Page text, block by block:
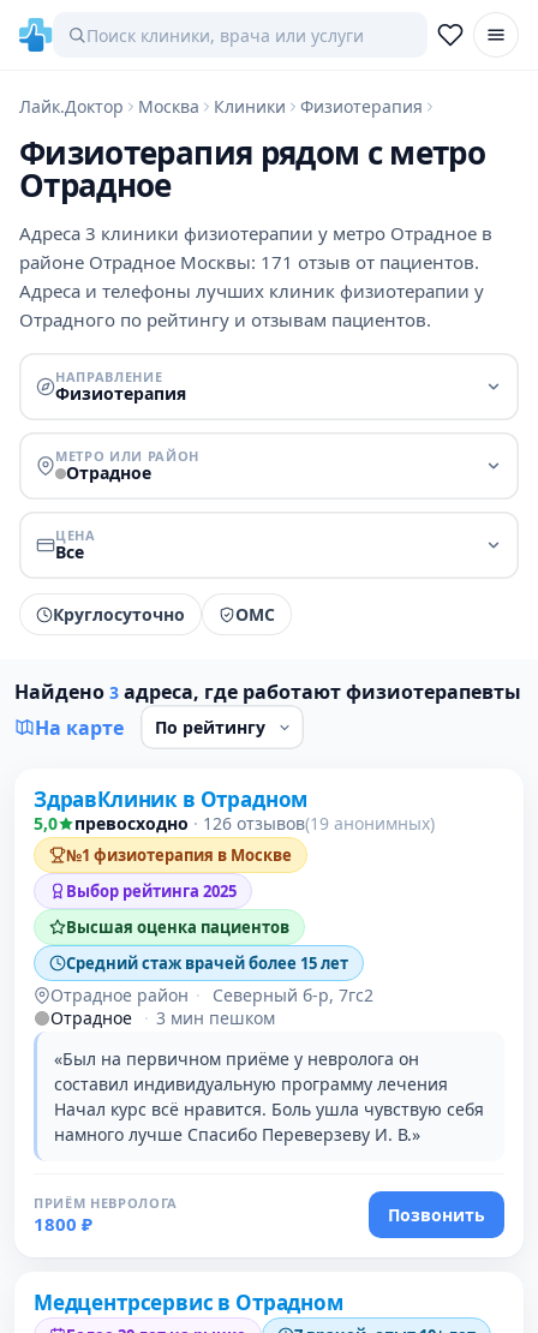
Лайк.Доктор Москва Клиники Физиотерапия
Физиотерапия рядом с метро
Отрадное
Адреса 3 клиники физиотерапии у метро Отрадное в
районе Отрадное Москвы: 171 отзыв от пациентов.
Адреса и телефоны лучших клиник физиотерапии у
Отрадного по рейтингу и отзывам пациентов.
НАПРАВЛЕНИЕ
Физиотерапия
МЕТРО ИЛИ РАЙОН
Отрадное
ЦЕНА
Все
Круглосуточно ОМС
Найдено 3 адреса, где работают физиотерапевты
На карте
Проверено
1 место в рейтинге
ЗдравКлиник в Отрадном
5,0 превосходно · 126 отзывов(19 анонимных)
№1 физиотерапия в Москве
Выбор рейтинга 2025
Высшая оценка пациентов
Средний стаж врачей более 15 лет
Отрадное район ·
Северный б-р, 7гс2
Отрадное · 3 мин пешком
«Был на первичном приёме у невролога он
составил индивидуальную программу лечения
Начал курс всё нравится. Боль ушла чувствую себя
намного лучше Спасибо Переверзеву И. В.»
ПРИЁМ НЕВРОЛОГА
1800 ₽ Позвонить
2 место в рейтинге
Медцентрсервис в Отрадном